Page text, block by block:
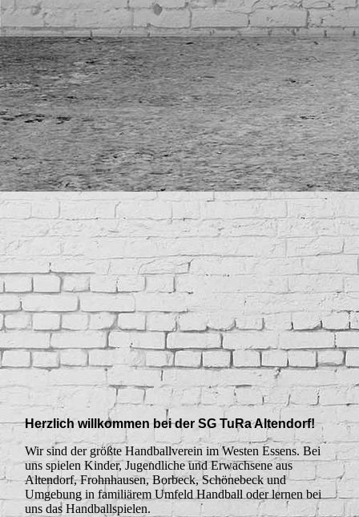
Herzlich willkommen bei der SG TuRa Altendorf!
Wir sind der größte Handballverein im Westen Essens. Bei
uns spielen Kinder, Jugendliche und Erwachsene aus
Altendorf, Frohnhausen, Borbeck, Schönebeck und
Umgebung in familiärem Umfeld Handball oder lernen bei
uns das Handballspielen.